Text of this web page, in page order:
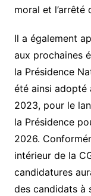
moral et
Il a également
aux prochaines
la Présidence
été ainsi adopté
2023, pour le
la Présidence
2026.
intérieur de la
candidatures
des candidats à